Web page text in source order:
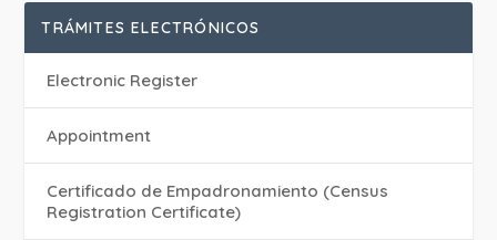
TRÁMITES ELECTRÓNICOS
Electronic Register
Appointment
Certificado de Empadronamiento (Census
Registration Certificate)